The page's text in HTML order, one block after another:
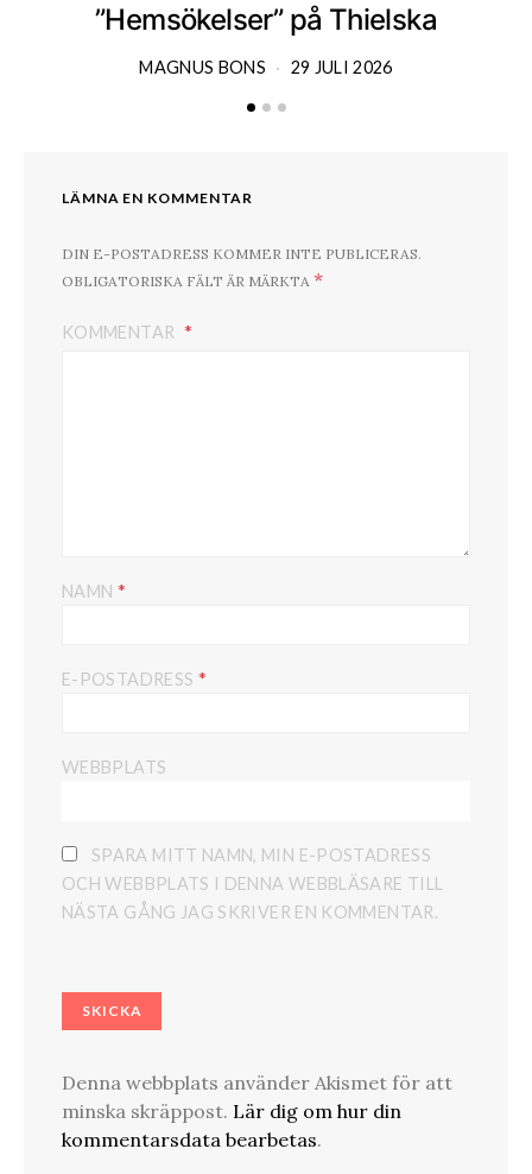
”Hemsökelser” på Thielska
MAGNUS BONS 29 JULI 2026
LÄMNA EN KOMMENTAR
DIN E-POSTADRESS KOMMER INTE PUBLICERAS.
OBLIGATORISKA FÄLT ÄR MÄRKTA *
KOMMENTAR
NAMN *
E-POSTADRESS *
WEBBPLATS
SPARA MITT NAMN, MIN E-POSTADRESS
OCH WEBBPLATS I DENNA WEBBLÄSARE TILL
NÄSTA GÅNG JAG SKRIVER EN KOMMENTAR.
Denna webbplats använder Akismet för att
minska skräppost. Lär dig om hur din
kommentarsdata bearbetas.